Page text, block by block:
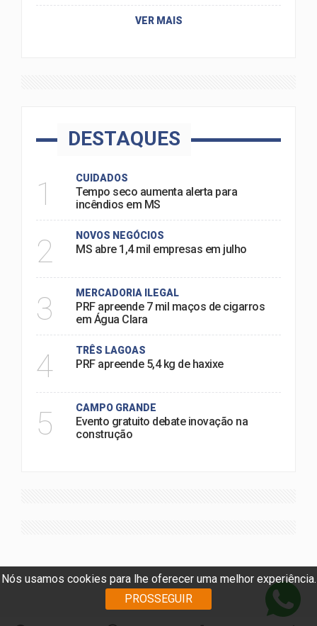
Nós usamos cookies para lhe oferecer uma melhor experiência.
PROSSEGUIR
VER MAIS
DESTAQUES
1 CUIDADOS
Tempo seco aumenta alerta para
incêndios em MS
2 NOVOS NEGÓCIOS
MS abre 1,4 mil empresas em julho
3 MERCADORIA ILEGAL
PRF apreende 7 mil maços de cigarros
em Água Clara
4 TRÊS LAGOAS
PRF apreende 5,4 kg de haxixe
5 CAMPO GRANDE
Evento gratuito debate inovação na
construção